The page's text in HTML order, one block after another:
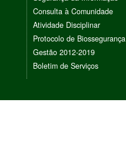
Consulta à Comunidade
Atividade Disciplinar
Protocolo de Biossegurança
Gestão 2012-2019
Boletim de Serviços